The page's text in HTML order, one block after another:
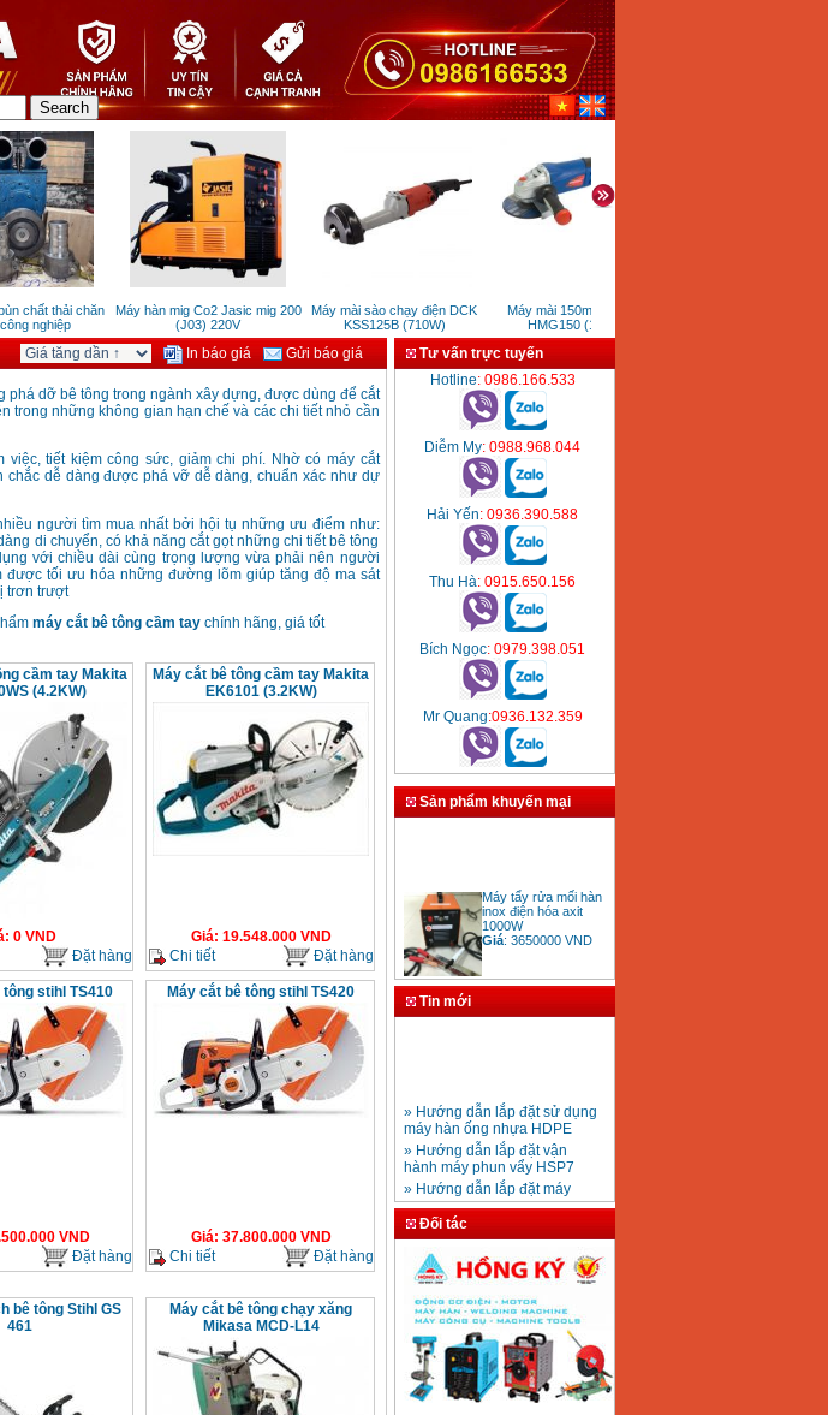
chất thải chăn
nghiệp
Máy hàn mig Co2 Jasic mig 200
(J03) 220V
Máy mài sào chạy điện DCK
KSS125B (710W)
Máy mài 150mm Hyundai
HMG150 (1050W)
In báo giá Gửi báo giá
phá dỡ bê tông trong ngành xây dựng, được dùng để cắt
trong những không gian hạn chế và các chi tiết nhỏ cần
tiết kiệm công sức, giảm chi phí. Nhờ có máy cắt
dễ dàng được phá vỡ dễ dàng, chuẩn xác như dự
người tìm mua nhất bởi hội tụ những ưu điểm như:
di chuyển, có khả năng cắt gọt những chi tiết bê tông
với chiều dài cùng trọng lượng vừa phải nên người
được tối ưu hóa những đường lõm giúp tăng độ ma sát
trơn trượt
máy cắt bê tông cầm taychính hãng, giá tốt
cầm tay Makita
(4.2KW)
: 0 VND
Đặt hàng
Máy cắt bê tông cầm tay Makita
EK6101 (3.2KW)
Giá: 19.548.000VND
Chi tiết
Đặt hàng
tông stihl TS410
VND
Đặt hàng
Máy cắt bê tông stihl TS420
Giá: 37.800.000VND
Chi tiết
Đặt hàng
bê tông Stihl GS
461
Máy cắt bê tông chạy xăng
Mikasa MCD-L14
Tư vấn trực tuyến
Hotline: 0986.166.533
Diễm My: 0988.968.044
Hải Yến: 0936.390.588
Thu Hà: 0915.650.156
Bích Ngọc: 0979.398.051
Mr Quang:0936.132.359
Sản phẩm khuyến mại
inox điện hóa axit
1000W
Giá:3650000
Mũi khoan rút lõi bê
tông D20-D350
Giá:330000VND
600mm Hồng Ký
KD600 (250W)
Giá:3290000VND
Máy hàn que Hồng
ký Jet SR200R
Giá:2350000 VND
Tin mới
» Hướng dẫn lắp đặt sử dụng
máy hàn ống nhựa HDPE
» Hướng dẫn lắp đặt vận
hành máy phun vẩy HSP7
» Hướng dẫn lắp đặt máy
bơm ly tâm trục ngang
» Máy nén khí Jetman
» HDSD Máy Hàn Ống Nhựa
HDPE quay tay thủy lực
» Đại lý bán Máy hàn
DONSUN Thượng Hải
» Máy khoan rút lõi cầm tay
chạy điện pin
» Hình thức thanh toán tại
Thiết Bị Plaza
» Máy ổn áp, máy biến áp
Đối tác